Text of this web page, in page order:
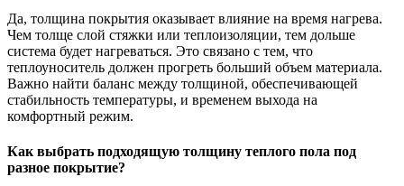
Да, толщина покрытия оказывает влияние на время нагрева.
Чем толще слой стяжки или теплоизоляции, тем дольше
система будет нагреваться. Это связано с тем, что
теплоуноситель должен прогреть больший объем материала.
Важно найти баланс между толщиной, обеспечивающей
стабильность температуры, и временем выхода на
комфортный режим.
Как выбрать подходящую толщину теплого пола под
разное покрытие?